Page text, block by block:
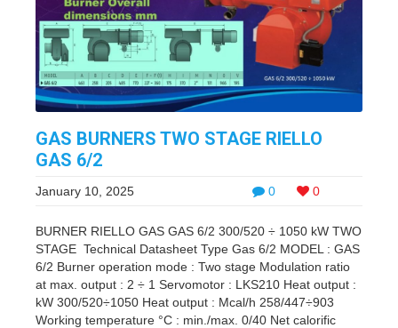
GAS BURNERS TWO STAGE RIELLO
GAS 6/2
0 0
January 10, 2025
BURNER RIELLO GAS GAS 6/2 300/520 ÷ 1050 kW TWO
STAGE Technical Datasheet Type Gas 6/2 MODEL : GAS
6/2 Burner operation mode : Two stage Modulation ratio
at max. output : 2 ÷ 1 Servomotor : LKS210 Heat output :
kW 300/520÷1050 Heat output : Mcal/h 258/447÷903
Working temperature °C : min./max. 0/40 Net calorific